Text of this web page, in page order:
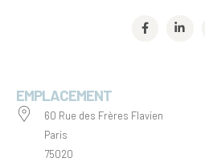
EMPLACEMENT
60 Rue des Frères Flavien
Paris
75020